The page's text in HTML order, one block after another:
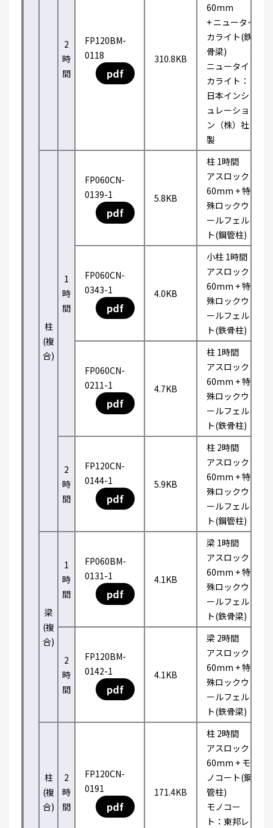
2
時
間
FP120BM-
0118
pdf
310.8KB
60mm
+ ニュータイ
カライト(鉄
骨梁)
ニュータイ
カライト：
日本インシ
ュレーショ
ン（株）社
製
柱
(複
合)
1
時
間
FP060CN-
0139-1
pdf
5.8KB
柱 1時間
アスロック
60mm + 特
殊ロックウ
ールフェル
ト(鋼管柱)
FP060CN-
0343-1
pdf
4.0KB
小柱 1時間
アスロック
60mm + 特
殊ロックウ
ールフェル
ト(鉄骨柱)
FP060CN-
0211-1
pdf
4.7KB
柱 1時間
アスロック
60mm + 特
殊ロックウ
ールフェル
ト(鉄骨柱)
2
時
間
FP120CN-
0144-1
pdf
5.9KB
柱 2時間
アスロック
60mm + 特
殊ロックウ
ールフェル
ト(鋼管柱)
梁
(複
合)
1
時
間
FP060BM-
0131-1
pdf
4.1KB
梁 1時間
アスロック
60mm + 特
殊ロックウ
ールフェル
ト(鉄骨梁)
2
時
間
FP120BM-
0142-1
pdf
4.1KB
梁 2時間
アスロック
60mm + 特
殊ロックウ
ールフェル
ト(鉄骨梁)
柱
(複
合)
2
時
間
FP120CN-
0191
pdf
171.4KB
柱 2時間
アスロック
60mm + モ
ノコート(鋼
管柱)
モノコー
ト：東邦レ